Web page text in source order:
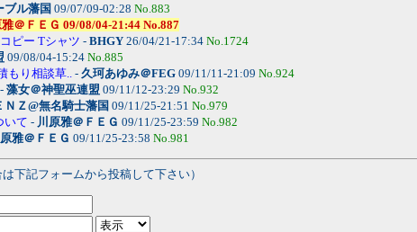
ブル藩国 09/07/09-02:28 No.883
＠ＦＥＧ 09/08/04-21:44 No.887
ピー Tシャツ - BHGY 26/04/21-17:34 No.1724
09/08/04-15:24 No.885
もり相談草.. - 久珂あゆみ＠FEG 09/11/11-21:09 No.924
- 藻女＠神聖巫連盟 09/11/12-23:29 No.932
ＮＺ@無名騎士藩国 09/11/25-21:51 No.979
いて - 川原雅＠ＦＥＧ 09/11/25-23:59 No.982
雅＠ＦＥＧ 09/11/25-23:58 No.981
下記フォームから投稿して下さい）